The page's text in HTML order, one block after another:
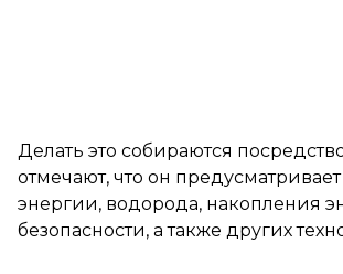
Делать это собираются
отмечают, что он
энергии, водорода, накопления
безопасности, а также других